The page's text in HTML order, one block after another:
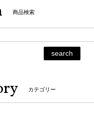
商品検索
search
カテゴリー